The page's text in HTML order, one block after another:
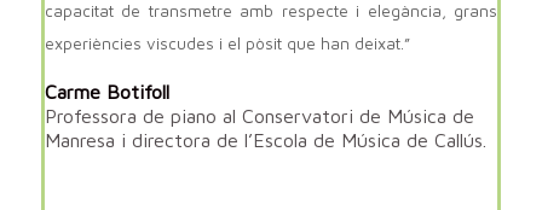
capacitat de transmetre amb respecte i elegància, grans
experiències viscudes i el pòsit que han deixat.”
Carme Botifoll
Professora de piano al Conservatori de Música de
Manresa i directora de l’Escola de Música de Callús.